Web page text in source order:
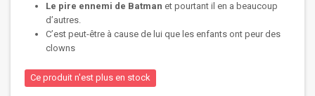
Le pire ennemi de Batman et pourtant il en a beaucoup
d’autres.
C’est peut-être à cause de lui que les enfants ont peur des
clowns
Ce produit n'est plus en stock